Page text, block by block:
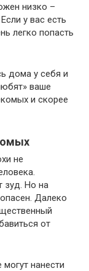
низко –
у вас есть
легко попасть
дома у себя и
ваше
и скорее
не
зуд. Но на
Далеко
от
нанести